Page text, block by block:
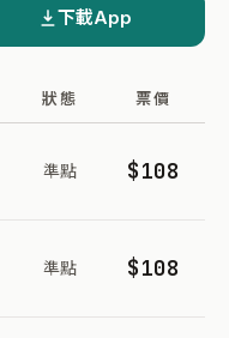
下載App
狀態 票價
準點 $108
準點 $108